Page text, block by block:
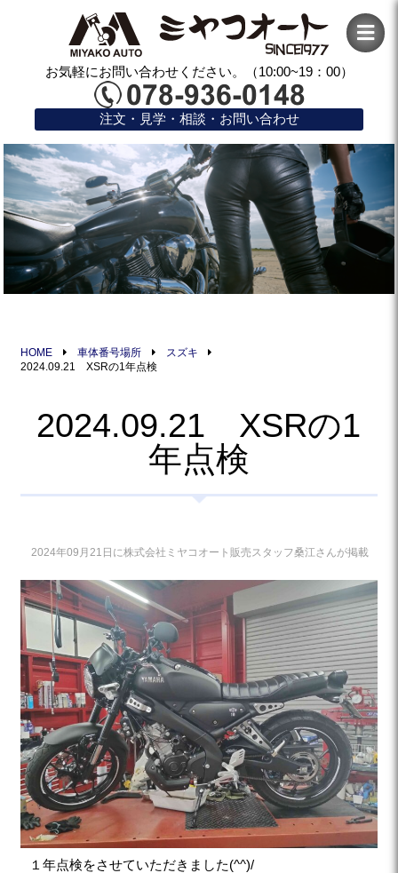
お気軽にお問い合わせください。（10:00~19：00）
注文・見学・相談・お問い合わせ
HOME 車体番号場所
スズキ
2024.09.21 XSRの1年点検
2024.09.21 XSRの1
年点検
2024年09月21日に株式会社ミヤコオート販売スタッフ桑江さんが掲載
１年点検をさせていただきました(^^)/